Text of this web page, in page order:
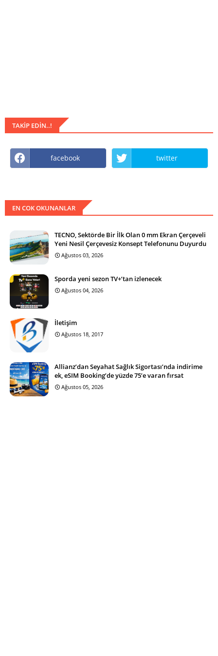
TAKIP EDIN..!
facebook twitter
EN COK OKUNANLAR
TECNO, Sektörde Bir İlk Olan 0 mm Ekran Çerçeveli
Yeni Nesil Çerçevesiz Konsept Telefonunu Duyurdu
Ağustos 03, 2026
Sporda yeni sezon TV+’tan izlenecek
Ağustos 04, 2026
İletişim
Ağustos 18, 2017
Allianz’dan Seyahat Sağlık Sigortası’nda indirime
ek, eSIM Booking’de yüzde 75’e varan fırsat
Ağustos 05, 2026